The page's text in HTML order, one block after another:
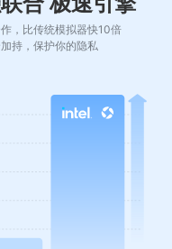
，比传统模拟器快10倍
持，保护你的隐私